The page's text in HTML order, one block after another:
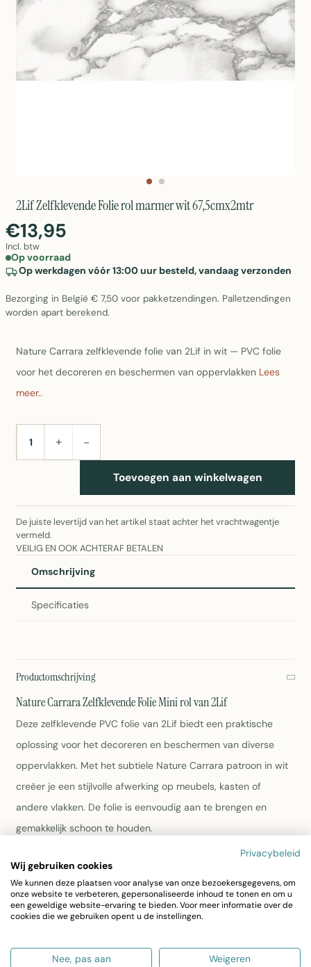
2Lif Zelfklevende Folie rol marmer wit 67,5cmx2mtr
€13,95
Incl. btw
Op voorraad
Op werkdagen vóór 13:00 uur besteld, vandaag verzonden
Bezorging in België € 7,50 voor pakketzendingen. Palletzendingen
worden apart berekend.
Nature Carrara zelfklevende folie van 2Lif in wit — PVC folie
voor het decoreren en beschermen van oppervlakken Lees
meer..
AANTAL+ −
Toevoegen aan winkelwagen
De juiste levertijd van het artikel staat achter het vrachtwagentje
vermeld.
VEILIG EN OOK ACHTERAF BETALEN
Omschrijving
Specificaties
Productomschrijving
Nature Carrara Zelfklevende Folie Mini rol van 2Lif
Deze zelfklevende PVC folie van 2Lif biedt een praktische
oplossing voor het decoreren en beschermen van diverse
oppervlakken. Met het subtiele Nature Carrara patroon in wit
creëer je een stijlvolle afwerking op meubels, kasten of
andere vlakken. De folie is eenvoudig aan te brengen en
gemakkelijk schoon te houden.
Afmeting:67,5 cm breed en 2 meter lang — genoeg
voor diverse toepassingen
Materiaal:Duurzame PVC folie met zelfklevende
eigenschappen
Onderhoud:Makkelijk schoon te maken met een
Privacybeleid
Wij gebruiken cookies
We kunnen deze plaatsen voor analyse van onze bezoekersgegevens, om
onze website te verbeteren, gepersonaliseerde inhoud te tonen en om u
een geweldige website-ervaring te bieden. Voor meer informatie over de
cookies die we gebruiken opent u de instellingen.
Nee, pas aan Weigeren